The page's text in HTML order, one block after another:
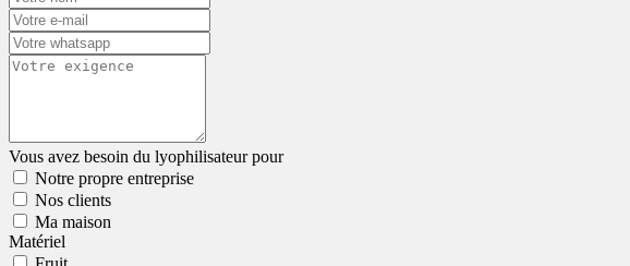
Vous avez besoin du lyophilisateur pour
Notre propre entreprise
Nos clients
Ma maison
Matériel